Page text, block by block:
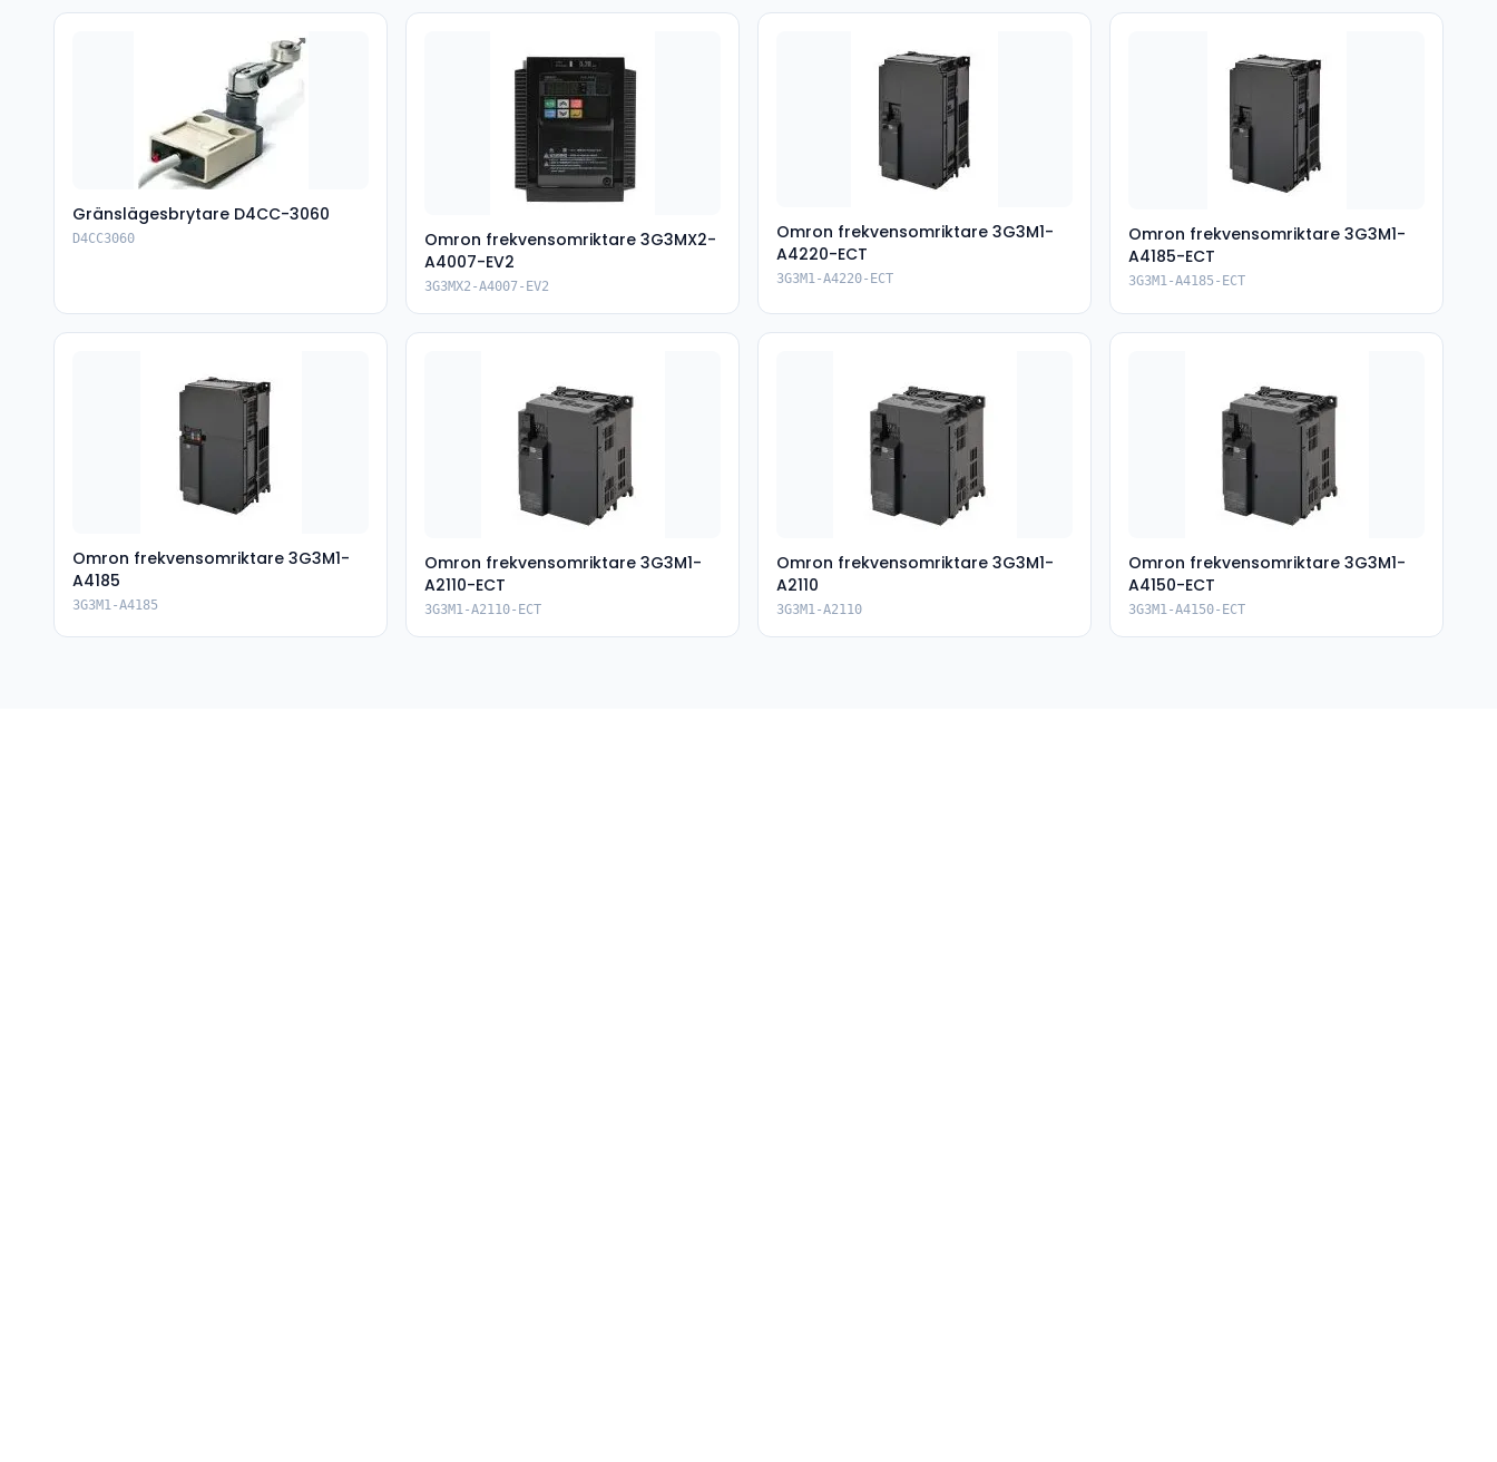
Gränslägesbrytare D4CC-3060
D4CC3060
Omron frekvensomriktare 3G3MX2-
A4007-EV2
3G3MX2-A4007-EV2
Omron frekvensomriktare 3G3M1-
A4220-ECT
3G3M1-A4220-ECT
Omron frekvensomriktare 3G3M1-
A4185-ECT
3G3M1-A4185-ECT
Omron frekvensomriktare 3G3M1-
A4185
3G3M1-A4185
Omron frekvensomriktare 3G3M1-
A2110-ECT
3G3M1-A2110-ECT
Omron frekvensomriktare 3G3M1-
A2110
3G3M1-A2110
Omron frekvensomriktare 3G3M1-
A4150-ECT
3G3M1-A4150-ECT